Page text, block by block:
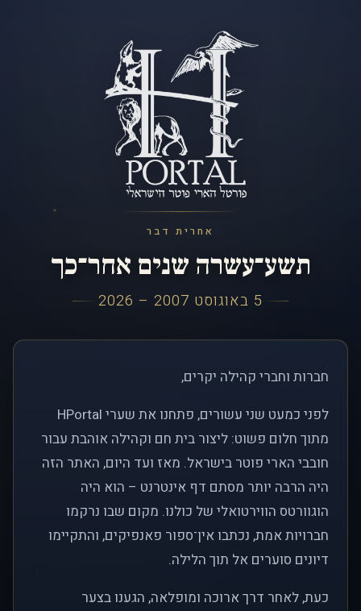
אחרית דבר
תשע־עשרה שנים אחר־כך
5 באוגוסט 2007 – 2026
חברות וחברי קהילה יקרים,
לפני כמעט שני עשורים, פתחנו את שערי HPortal
מתוך חלום פשוט: ליצור בית חם וקהילה אוהבת עבור
חובבי הארי פוטר בישראל. מאז ועד היום, האתר הזה
היה הרבה יותר מסתם דף אינטרנט – הוא היה
הוגוורטס הווירטואלי של כולנו. מקום שבו נרקמו
חברויות אמת, נכתבו אין־ספור פאנפיקים, והתקיימו
דיונים סוערים אל תוך הלילה.
כעת, לאחר דרך ארוכה ומופלאה, הגענו בצער